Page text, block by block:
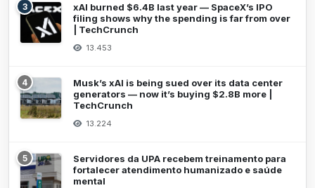
3
xAI burned $6.4B last year — SpaceX’s IPO
filing shows why the spending is far from over
| TechCrunch
13.453
4
Musk’s xAI is being sued over its data center
generators — now it’s buying $2.8B more |
TechCrunch
13.224
5
Servidores da UPA recebem treinamento para
fortalecer atendimento humanizado e saúde
mental